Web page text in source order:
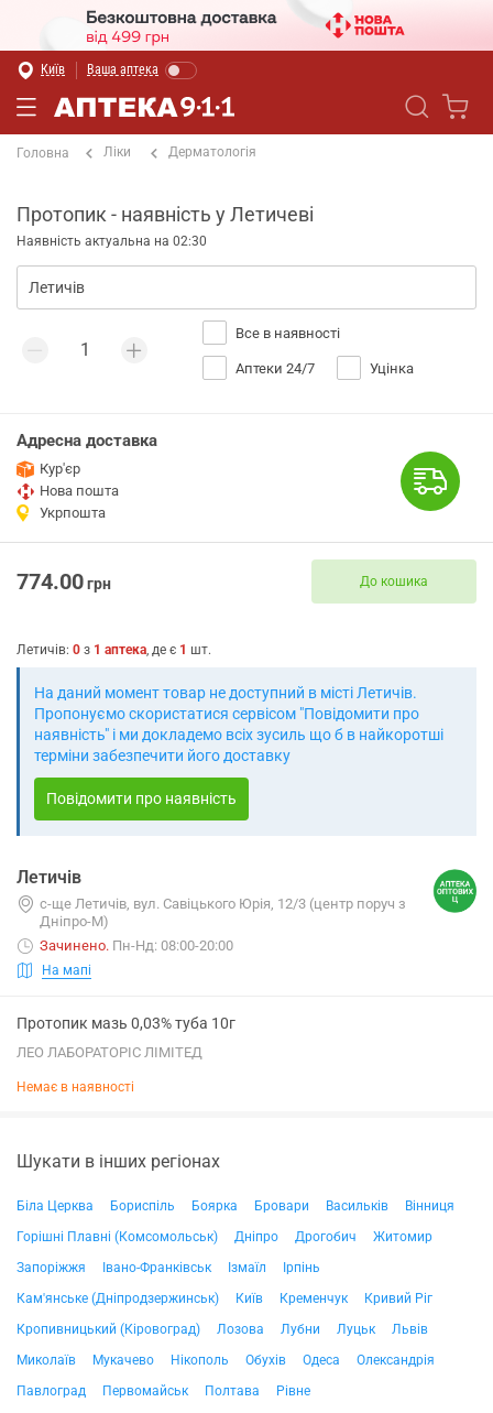
Київ Ваша аптека
Головна Ліки Дерматологія
Протопик - наявність у Летичеві
Наявність актуальна на 02:30
Все в наявності
Аптеки 24/7 Уцінка
Адресна доставка
Кур'єр
Нова пошта
Укрпошта
774.00грн До кошика
Летичів: 0 з 1 аптека, де є 1 шт.
На даний момент товар не доступний в місті Летичів.
Пропонуємо скористатися сервісом "Повідомити про
наявність" і ми докладемо всіх зусиль що б в найкоротші
терміни забезпечити його доставку
Повідомити про наявність
Летичів
с-ще Летичів, вул. Савіцького Юрія, 12/3 (центр поруч з
Дніпро-М)
Зачинено. Пн-Нд: 08:00-20:00
На мапі
Протопик мазь 0,03% туба 10г
ЛЕО ЛАБОРАТОРІС ЛІМІТЕД
Немає в наявності
Шукати в інших регіонах
Біла Церква Бориспіль Боярка Бровари Васильків
Вінниця
Горішні Плавні (Комсомольськ)
Дніпро Дрогобич
Житомир
Запоріжжя
Івано-Франківськ Ізмаїл
Ірпінь
Кам'янське (Дніпродзержинськ)
Київ Кременчук
Кривий Ріг
Кропивницький (Кіровоград)
Лозова Лубни Луцьк
Львів
Миколаїв
Мукачево Нікополь Обухів Одеса
Олександрія
Павлоград
Первомайськ Полтава
Рівне